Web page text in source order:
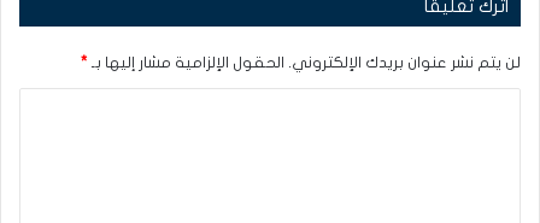
اترك تعليقاً
لن يتم نشر عنوان بريدك الإلكتروني. الحقول الإلزامية مشار إليها بـ *